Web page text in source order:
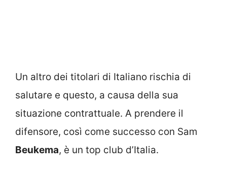
Un altro dei titolari di Italiano rischia di
salutare e questo, a causa della sua
situazione contrattuale. A prendere il
difensore, così come successo con Sam
Beukema, è un top club d’Italia.